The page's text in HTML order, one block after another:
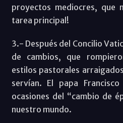
proyectos mediocres, que
tarea principal!
3.- Después del Concilio
de cambios, que
estilos pastorales
servían. El papa
ocasiones del “cambio de
nuestro mundo.